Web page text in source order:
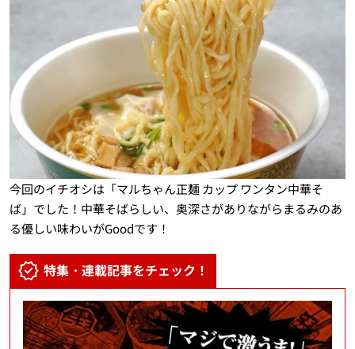
今回のイチオシは「マルちゃん正麺 カップ ワンタン中華そ
ば」でした！中華そばらしい、奥深さがありながらまるみのあ
る優しい味わいがGoodです！
特集・連載記事をチェック！